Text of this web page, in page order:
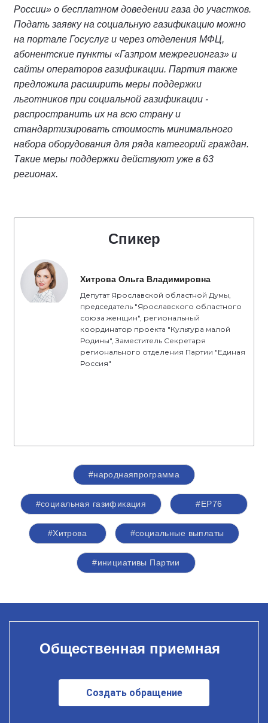
России» о бесплатном доведении газа до участков.
Подать заявку на социальную газификацию можно
на портале Госуслуг и через отделения МФЦ,
абонентские пункты «Газпром межрегионгаз» и
сайты операторов газификации. Партия также
предложила расширить меры поддержки
льготников при социальной газификации -
распространить их на всю страну и
стандартизировать стоимость минимального
набора оборудования для ряда категорий граждан.
Такие меры поддержки действуют уже в 63
регионах.
Спикер
Хитрова Ольга Владимировна
Депутат Ярославской областной Думы,
председатель "Ярославского областного
союза женщин", региональный
координатор проекта "Культура малой
Родины", Заместитель Секретаря
регионального отделения Партии "Единая
Россия"
#народнаяпрограмма
#социальная газификация #ЕР76
#Хитрова #социальные выплаты
#инициативы Партии
Общественная приемная
Создать обращение